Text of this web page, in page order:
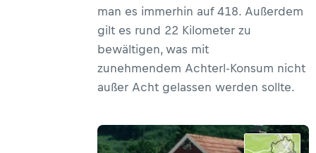
man es immerhin auf 418. Außerdem
gilt es rund 22 Kilometer zu
bewältigen, was mit
zunehmendem Achterl-Konsum nicht
außer Acht gelassen werden sollte.